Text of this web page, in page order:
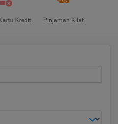
Kredit Pinjaman Kilat